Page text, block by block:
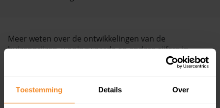
Toestemming Details Over
Vragen? Neem contact met ons op
Maandag t/m vrijdag - 08:00 -18:00
Meer weten over de ontwikkelingen van de
huizenprijzen, woningwaarde en andere cijfers in
huizenmarkt
+ Lees de volledige omschrijving